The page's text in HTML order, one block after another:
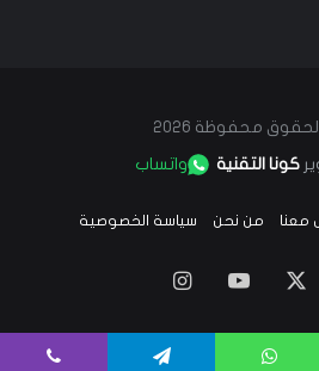
محفوظة 2026
كونا التقنية واتساب
معنا من نحن سياسة الخصوصية
‫YouTube